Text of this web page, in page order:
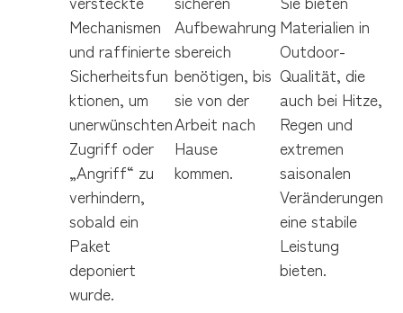
Mechanismen
und raffinierte
Sicherheitsfun
ktionen, um
unerwünschten
Zugriff oder
„Angriff“ zu
verhindern,
sobald ein
Paket
deponiert
wurde.
Aufbewahrung
sbereich
benötigen, bis
sie von der
Arbeit nach
Hause
kommen.
Materialien in
Outdoor-
Qualität, die
auch bei Hitze,
Regen und
extremen
saisonalen
Veränderungen
eine stabile
Leistung
bieten.